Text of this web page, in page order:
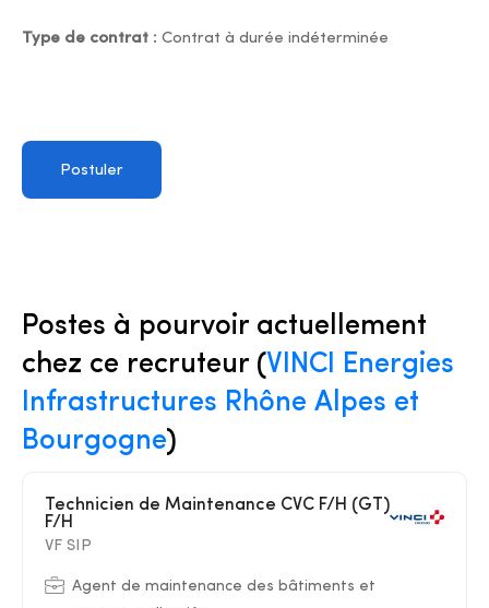
Type de contrat : Contrat à durée indéterminée
Postuler
Postes à pourvoir actuellement
chez ce recruteur (VINCI Energies
Infrastructures Rhône Alpes et
Bourgogne)
F/H
VF SIP
Agent de maintenance des bâtiments et